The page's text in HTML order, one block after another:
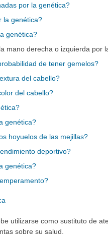
por la genética?
la genética?
genética?
mano derecha o izquierda por
de tener gemelos?
del cabello?
del cabello?
genética?
hoyuelos de las mejillas?
deportivo?
genética?
utilizarse como sustituto de
sobre su salud.